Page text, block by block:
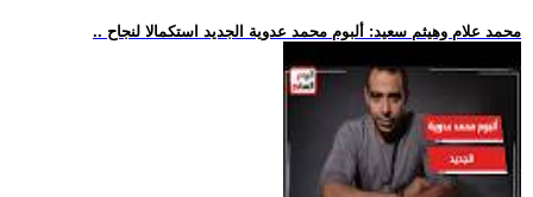
.. محمد علام وهيثم سعيد: ألبوم محمد عدوية الجديد استكمالا لنجاح